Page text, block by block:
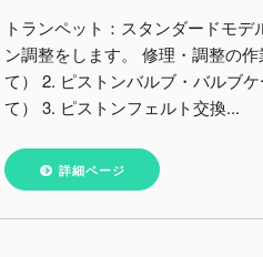
トランペット：スタンダードモ
ン調整をします。 修理・調整の
て） 2. ピストンバルブ・バルブ
て） 3. ピストンフェルト交換...
詳細ページ